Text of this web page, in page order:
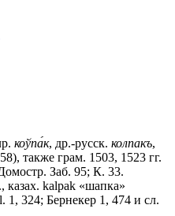
коўпа́к, др.-русск. колпакъ,
также грам. 1503, 1523 гг.
Заб. 95; К. 33.
казах. kаlраk «шапка»
324; Бернекер 1, 474 и сл.